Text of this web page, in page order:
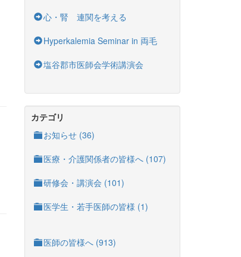
心・腎 連関を考える
Hyperkalemia Seminar in 両毛
塩谷郡市医師会学術講演会
カテゴリ
お知らせ (36)
医療・介護関係者の皆様へ (107)
研修会・講演会 (101)
医学生・若手医師の皆様 (1)
医師の皆様へ (913)